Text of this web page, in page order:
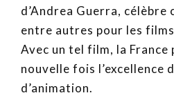
d’Andrea Guerra,
entre autres pour les
Avec un tel film, la France
nouvelle fois l’excellence
d’animation.